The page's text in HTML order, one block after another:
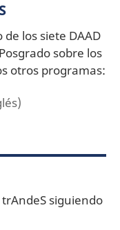
los siete DAAD
sobre los
otros programas:
siguiendo